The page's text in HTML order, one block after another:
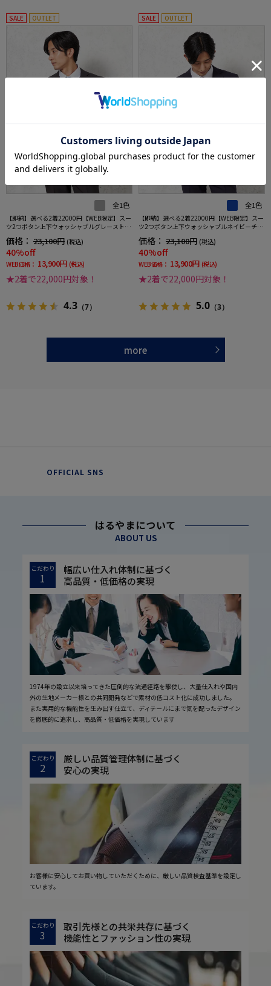
SALE OUTLET
全1色
【即納】選べる2着22000円【WEB限定】スー
ツ2つボタン上下ウォッシャブルグレーストラ
イプ
価格： 23,100円 (税込)
40%off
WEB価格： 13,900円 (税込)
★2着で22,000円対象！
4.3 （7）
SALE OUTLET
全1色
【即納】選べる2着22000円【WEB限定】スー
ツ2つボタン上下ウォッシャブルネイビーチェ
ック
価格： 23,100円 (税込)
40%off
WEB価格： 13,900円 (税込)
★2着で22,000円対象！
5.0 （3）
more
OFFICIAL SNS
はるやまについて
ABOUT US
こだわり
1
幅広い仕入れ体制に基づく
高品質・低価格の実現
1974年の設立以来培ってきた圧倒的な流通経路を駆使し、大量仕入れや国内
外の生地メーカー様との共同開発などで素材の低コスト化に成功しました。
また実用的な機能性を生み出す仕立て、ディテールにまで気を配ったデザイン
を徹底的に追求し、高品質・低価格を実現しています
こだわり
2
厳しい品質管理体制に基づく
安心の実現
お客様に安心してお買い物していただくために、厳しい品質検査基準を設定し
ています。
こだわり
3
取引先様との共栄共存に基づく
機能性とファッション性の実現